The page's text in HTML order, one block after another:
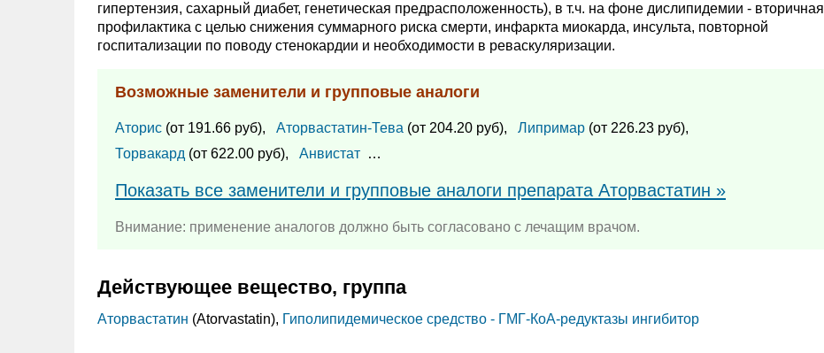
гипертензия, сахарный диабет, генетическая предрасположенность), в т.ч. на фоне дислипидемии - вторичная
профилактика с целью снижения суммарного риска смерти, инфаркта миокарда, инсульта, повторной
госпитализации по поводу стенокардии и необходимости в реваскуляризации.
Возможные заменители и групповые аналоги
Аторис (от 191.66 руб), Аторвастатин-Тева(от 204.20 руб), Липримар(от 226.23 руб),
Торвакард (от 622.00 руб), Анвистат …
Показать все заменители и групповые аналоги препарата Аторвастатин »
Внимание: применение аналогов должно быть согласовано с лечащим врачом.
Действующее вещество, группа
Аторвастатин (Atorvastatin), Гиполипидемическое средство - ГМГ-КоА-редуктазы ингибитор